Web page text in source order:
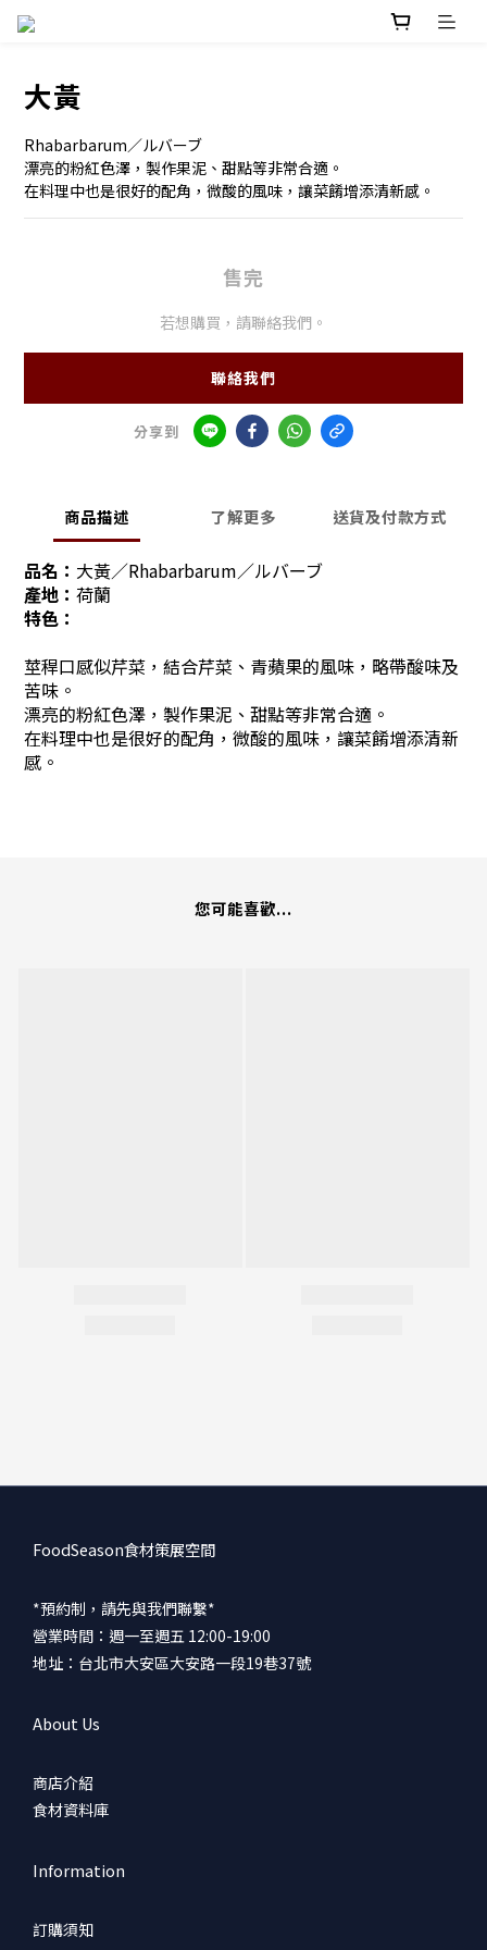
大黃
Rhabarbarum／ルバーブ
漂亮的粉紅色澤，製作果泥、甜點等非常合適。
在料理中也是很好的配角，微酸的風味，讓菜餚增添清新感。
售完
若想購買，請聯絡我們。
聯絡我們
分享到
商品描述 了解更多 送貨及付款方式
品名： 大黃／Rhabarbarum／ルバーブ
產地 ： 荷蘭
特色 ：
莖稈口感似芹菜，結合芹菜、青蘋果的風味，略帶酸味及
苦味。
漂亮的粉紅色澤，製作果泥、甜點等非常合適。
在料理中也是很好的配角，微酸的風味，讓菜餚增添清新
感。
您可能喜歡...
FoodSeason食材策展空間
*預約制，請先與我們聯繫*
營業時間：週一至週五 12:00-19:00
地址：台北市大安區大安路一段19巷37號
About Us
商店介紹
食材資料庫
Information
訂購須知